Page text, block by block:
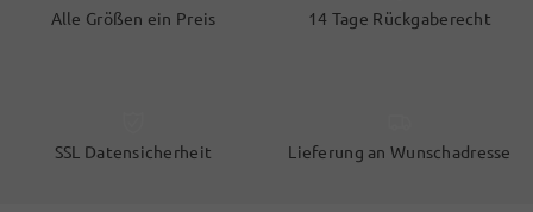
Alle Größen ein Preis 14 Tage Rückgaberecht
SSL Datensicherheit Lieferung an Wunschadresse